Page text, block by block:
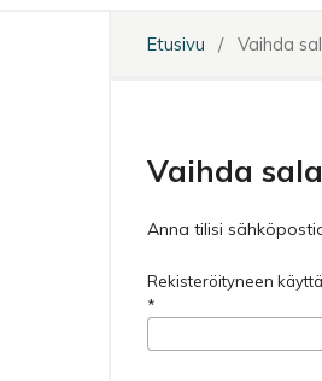
Etusivu / Vaihda
Vaihda
Anna tilisi
Rekisteröityneen
*